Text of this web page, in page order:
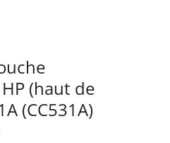
(haut de
(CC531A)